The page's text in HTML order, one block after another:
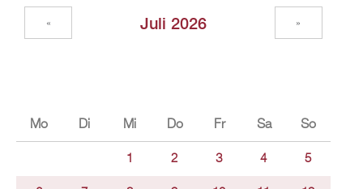
Juli 2026
« »
Mo Di Mi Do Fr Sa So
1 2 3 4 5